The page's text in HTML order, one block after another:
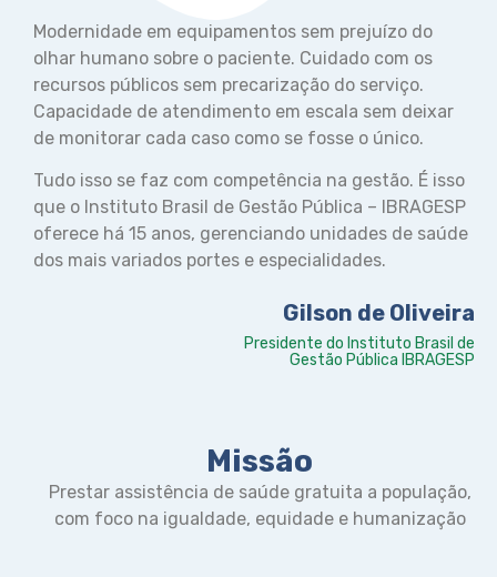
Modernidade em equipamentos sem prejuízo do
olhar humano sobre o paciente. Cuidado com os
recursos públicos sem precarização do serviço.
Capacidade de atendimento em escala sem deixar
de monitorar cada caso como se fosse o único.
Tudo isso se faz com competência na gestão. É isso
que o Instituto Brasil de Gestão Pública – IBRAGESP
oferece há 15 anos, gerenciando unidades de saúde
dos mais variados portes e especialidades.
Gilson de Oliveira
Presidente do Instituto Brasil de
Gestão Pública IBRAGESP
Missão
Prestar assistência de saúde gratuita a população,
com foco na igualdade, equidade e humanização